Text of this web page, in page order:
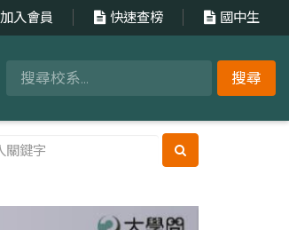
加入會員 快速查榜 國中生
搜尋